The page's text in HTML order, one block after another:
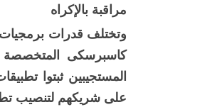
مراقبة بالإكراه
وتختلف قدرات
على شريكهم لتنصيب